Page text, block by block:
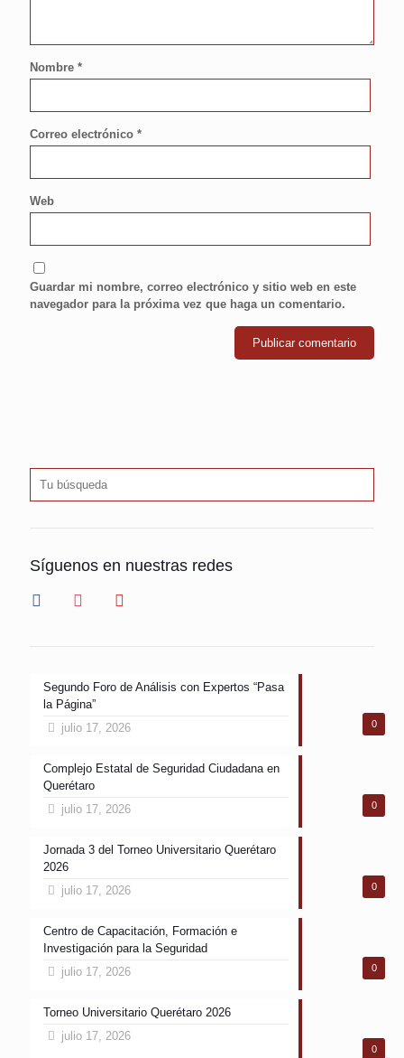
Nombre *
Correo electrónico *
Web
Guardar mi nombre, correo electrónico y sitio web en este
navegador para la próxima vez que haga un comentario.
Síguenos en nuestras redes
facebook instagram youtube
0
Segundo Foro de Análisis con Expertos “Pasa
la Página”
julio 17, 2026
0
Complejo Estatal de Seguridad Ciudadana en
Querétaro
julio 17, 2026
0
Jornada 3 del Torneo Universitario Querétaro
2026
julio 17, 2026
0
Centro de Capacitación, Formación e
Investigación para la Seguridad
julio 17, 2026
0
Torneo Universitario Querétaro 2026
julio 17, 2026